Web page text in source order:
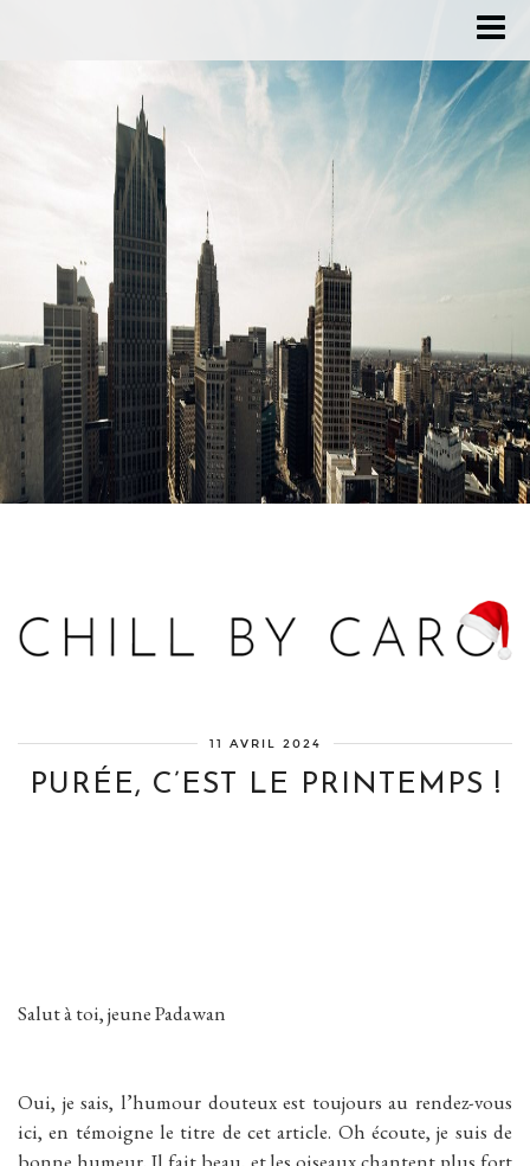
11 AVRIL 2024
PURÉE, C’EST LE PRINTEMPS !
Salut à toi, jeune Padawan
Oui, je sais, l’humour douteux est toujours au rendez-vous
ici, en témoigne le titre de cet article. Oh écoute, je suis de